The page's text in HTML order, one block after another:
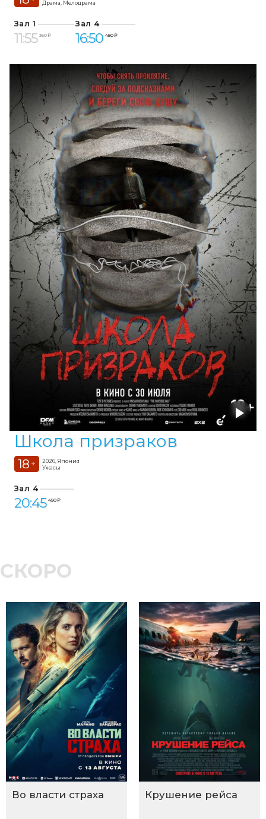
Драма, Мелодрама
Зал 1
11:55 350 ₽
Зал 4
16:50 450 ₽
Школа призраков
18 +
2026, Япония
Ужасы
Зал 4
20:45 450 ₽
СКОРО
Во власти страха Крушение рейса